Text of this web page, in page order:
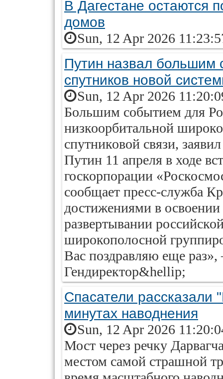
В Дагестане остаются
домов
Sun, 12 Apr 2026
Путин назвал большим
спутников новой
Sun, 12 Apr 2026
Большим событием для
низкоорбитальной
спутниковой связи,
Путин 11 апреля в ходе
госкорпорации
сообщает пресс-служба
достижениями в
развертывании
широкополосной
Вас поздравляю еще
Гендиректор&hellip;
Спасатели
минутах наводнения
Sun, 12 Apr 2026
Мост через речку
местом самой страшной